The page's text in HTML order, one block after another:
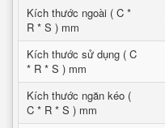
Kích thước ngoài ( C *
R * S ) mm
Kích thước sử dụng ( C
* R * S ) mm
Kích thước ngăn kéo (
C * R * S ) mm